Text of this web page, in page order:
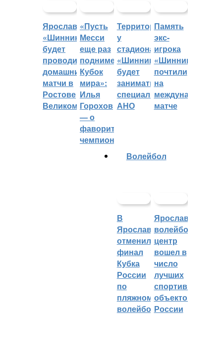
Ярославский
«Шинник»
будет
проводить
домашние
матчи в
Ростове
Великом
«Пусть
Месси
еще раз
поднимет
Кубок
мира»:
Илья
Горохов
— о
фаворитах
чемпионата
Территорией
у
стадиона
«Шинник»
будет
заниматься
специальное
АНО
Память
экс-
игрока
«Шинника»
почтили
на
международном
матче
Волейбол
В
Ярославле
отменили
финал
Кубка
России
по
пляжному
волейболу
Ярославский
волейбольный
центр
вошел в
число
лучших
спортивных
объектов
России